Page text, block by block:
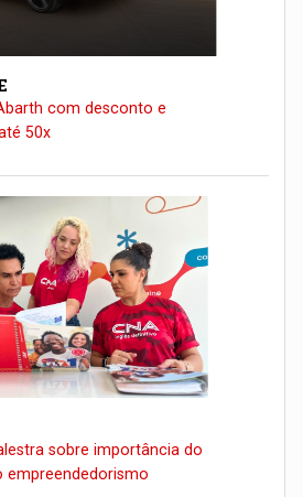
com desconto e
50x
sobre importância do
empreendedorismo